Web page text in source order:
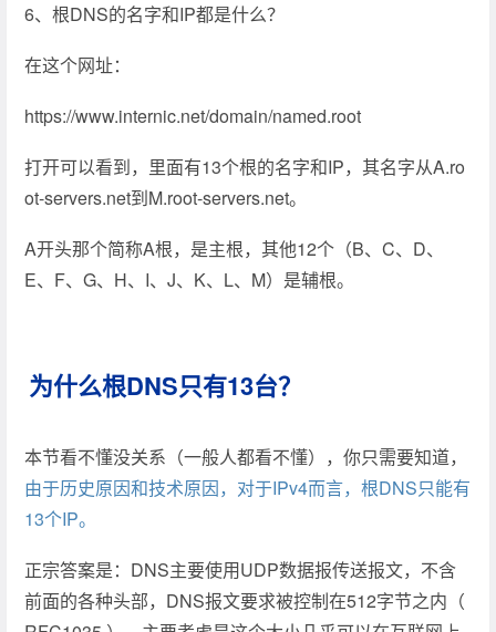
6、根DNS的名字和IP都是什么？
在这个网址：
https://www.internic.net/domain/named.root
打开可以看到，里面有13个根的名字和IP，其名字从A.ro
ot-servers.net到M.root-servers.net。
A开头那个简称A根，是主根，其他12个（B、C、D、
E、F、G、H、I、J、K、L、M）是辅根。
为什么根DNS只有13台？
本节看不懂没关系（一般人都看不懂），你只需要知道，
由于历史原因和技术原因，对于IPv4而言，根DNS只能有
13个IP。
正宗答案是：DNS主要使用UDP数据报传送报文，不含
前面的各种头部，DNS报文要求被控制在512字节之内（